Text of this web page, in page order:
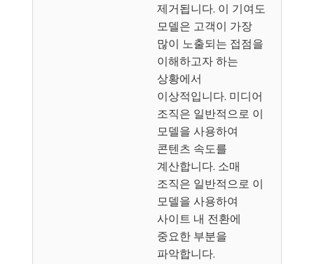
제거됩니다. 이 기여도
모델은 고객이 가장
많이 노출되는 접점을
이해하고자 하는
상황에서
이상적입니다. 미디어
조직은 일반적으로 이
모델을 사용하여
콘텐츠 속도를
계산합니다. 소매
조직은 일반적으로 이
모델을 사용하여
사이트 내 전환에
중요한 부분을
파악합니다.